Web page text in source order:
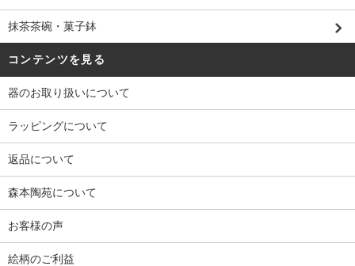
抹茶茶碗・菓子鉢
コンテンツを見る
器のお取り扱いについて
ラッピングについて
返品について
森本陶苑について
お客様の声
絵柄のご利益